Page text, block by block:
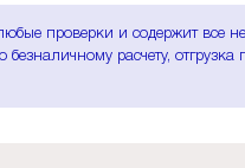
проверки и содержит все
расчету,